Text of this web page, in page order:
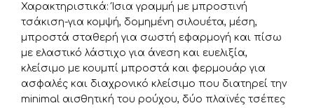
Χαρακτηριστικά: Ίσια γραμμή με μπροστινή
τσάκιση-για κομψή, δομημένη σιλουέτα, μέση,
μπροστά σταθερή για σωστή εφαρμογή και πίσω
με ελαστικό λάστιχο για άνεση και ευελιξία,
κλείσιμο με κουμπί μπροστά και φερμουάρ για
ασφαλές και διαχρονικό κλείσιμο που διατηρεί την
minimal αισθητική του ρούχου, δύο πλαϊνές τσέπες